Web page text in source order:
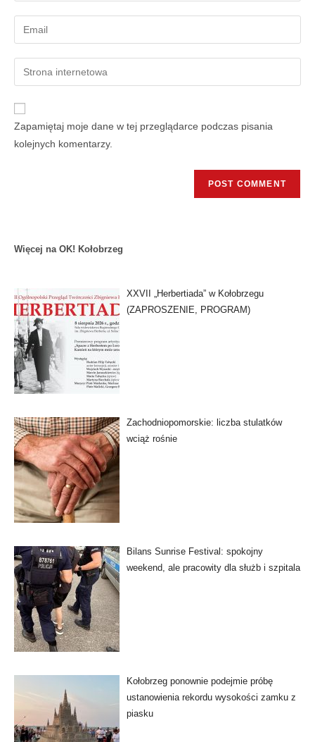
Zapamiętaj moje dane w tej przeglądarce podczas pisania
kolejnych komentarzy.
Więcej na OK! Kołobrzeg
XXVII „Herbertiada” w Kołobrzegu
(ZAPROSZENIE, PROGRAM)
Zachodniopomorskie: liczba stulatków
wciąż rośnie
Bilans Sunrise Festival: spokojny
weekend, ale pracowity dla służb i szpitala
Kołobrzeg ponownie podejmie próbę
ustanowienia rekordu wysokości zamku z
piasku